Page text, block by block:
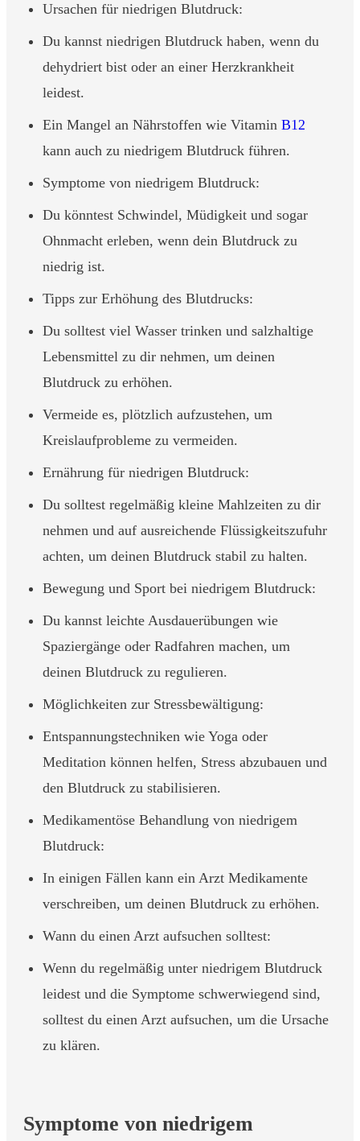
Ursachen für niedrigen Blutdruck:
Du kannst niedrigen Blutdruck haben, wenn du
dehydriert bist oder an einer Herzkrankheit
leidest.
Ein Mangel an Nährstoffen wie Vitamin B12
kann auch zu niedrigem Blutdruck führen.
Symptome von niedrigem Blutdruck:
Du könntest Schwindel, Müdigkeit und sogar
Ohnmacht erleben, wenn dein Blutdruck zu
niedrig ist.
Tipps zur Erhöhung des Blutdrucks:
Du solltest viel Wasser trinken und salzhaltige
Lebensmittel zu dir nehmen, um deinen
Blutdruck zu erhöhen.
Vermeide es, plötzlich aufzustehen, um
Kreislaufprobleme zu vermeiden.
Ernährung für niedrigen Blutdruck:
Du solltest regelmäßig kleine Mahlzeiten zu dir
nehmen und auf ausreichende Flüssigkeitszufuhr
achten, um deinen Blutdruck stabil zu halten.
Bewegung und Sport bei niedrigem Blutdruck:
Du kannst leichte Ausdauerübungen wie
Spaziergänge oder Radfahren machen, um
deinen Blutdruck zu regulieren.
Möglichkeiten zur Stressbewältigung:
Entspannungstechniken wie Yoga oder
Meditation können helfen, Stress abzubauen und
den Blutdruck zu stabilisieren.
Medikamentöse Behandlung von niedrigem
Blutdruck:
In einigen Fällen kann ein Arzt Medikamente
verschreiben, um deinen Blutdruck zu erhöhen.
Wann du einen Arzt aufsuchen solltest:
Wenn du regelmäßig unter niedrigem Blutdruck
leidest und die Symptome schwerwiegend sind,
solltest du einen Arzt aufsuchen, um die Ursache
zu klären.
Symptome von niedrigem